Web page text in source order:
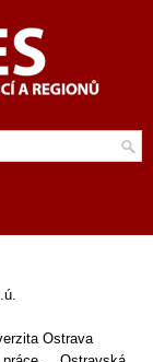
Ostrava